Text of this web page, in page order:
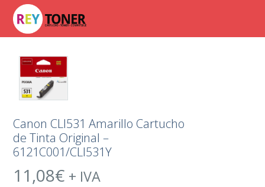
Canon CLI531 Amarillo Cartucho
de Tinta Original –
6121C001/CLI531Y
11,08€ + IVA